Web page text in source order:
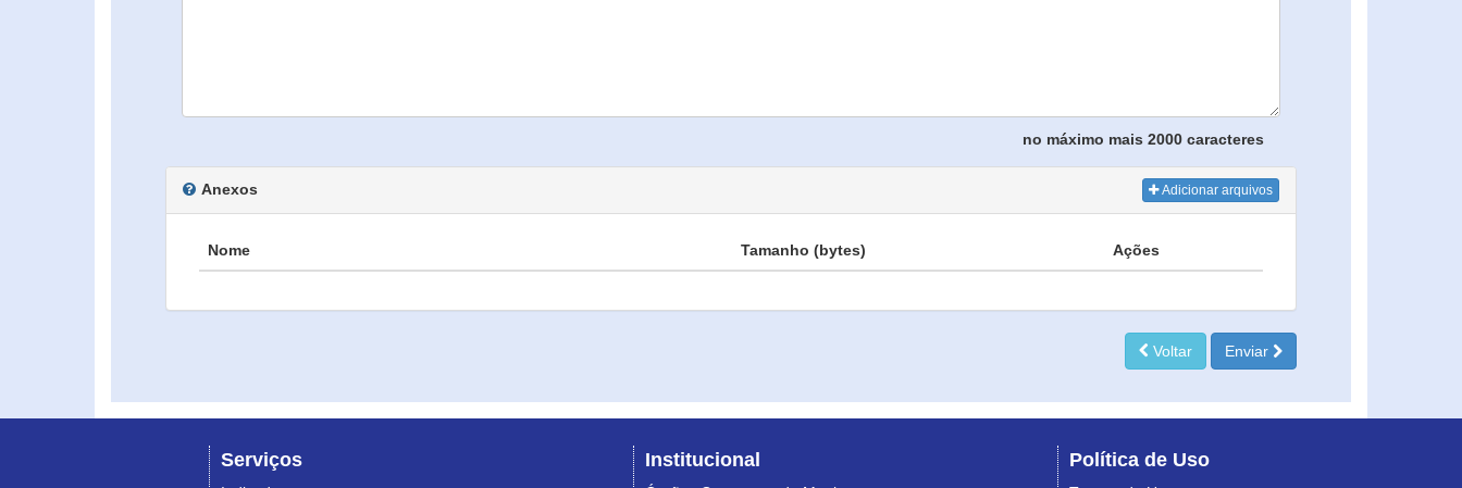
no máximo mais 2000 caracteres
Anexos Adicionar arquivos
Nome Tamanho (bytes) Ações
Voltar Enviar
Serviços Institucional Política de Uso